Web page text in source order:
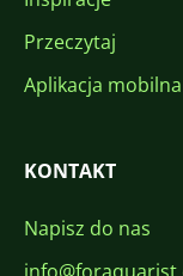
Przeczytaj
Aplikacja mobilna
KONTAKT
Napisz do nas